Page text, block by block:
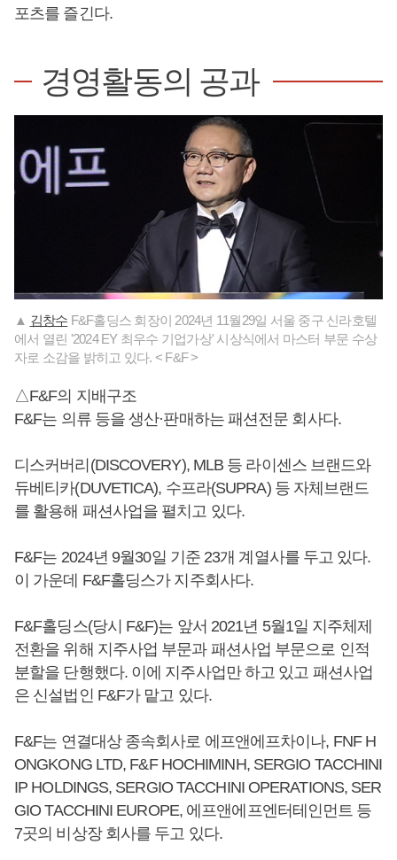
포츠를 즐긴다.
경영활동의 공과
▲ 김창수 F&F홀딩스 회장이 2024년 11월29일 서울 중구 신라호텔
에서 열린 '2024 EY 최우수 기업가상' 시상식에서 마스터 부문 수상
자로 소감을 밝히고 있다. < F&F >
△F&F의 지배구조
F&F는 의류 등을 생산·판매하는 패션전문 회사다.
디스커버리(DISCOVERY), MLB 등 라이센스 브랜드와
듀베티카(DUVETICA), 수프라(SUPRA) 등 자체브랜드
를 활용해 패션사업을 펼치고 있다.
F&F는 2024년 9월30일 기준 23개 계열사를 두고 있다.
이 가운데 F&F홀딩스가 지주회사다.
F&F홀딩스(당시 F&F)는 앞서 2021년 5월1일 지주체제
전환을 위해 지주사업 부문과 패션사업 부문으로 인적
분할을 단행했다. 이에 지주사업만 하고 있고 패션사업
은 신설법인 F&F가 맡고 있다.
F&F는 연결대상 종속회사로 에프앤에프차이나, FNF H
ONGKONG LTD, F&F HOCHIMINH, SERGIO TACCHINI
IP HOLDINGS, SERGIO TACCHINI OPERATIONS, SER
GIO TACCHINI EUROPE, 에프앤에프엔터테인먼트 등
7곳의 비상장 회사를 두고 있다.